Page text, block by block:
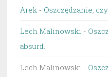
Arek - Oszczędzanie,
Lech Malinowski -
absurd.
Lech Malinowski -